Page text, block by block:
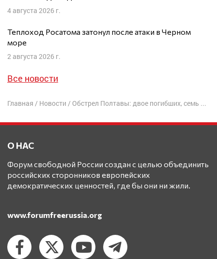
4 августа 2026 г.
Теплоход Росатома затонул после атаки в Черном
море
2 августа 2026 г.
Все новости
Главная / Новости / Обстрел Полтавы: двое погибших, семь раненых
О НАС
Форум свободной России создан с целью объединить
российских сторонников европейских
демократических ценностей, где бы они ни жили.
www.forumfreerussia.org